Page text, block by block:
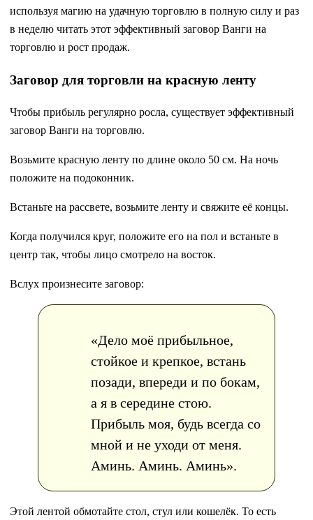
используя магию на удачную торговлю в полную силу и раз
в неделю читать этот эффективный заговор Ванги на
торговлю и рост продаж.
Заговор для торговли на красную ленту
Чтобы прибыль регулярно росла, существует эффективный
заговор Ванги на торговлю.
Возьмите красную ленту по длине около 50 см. На ночь
положите на подоконник.
Встаньте на рассвете, возьмите ленту и свяжите её концы.
Когда получился круг, положите его на пол и встаньте в
центр так, чтобы лицо смотрело на восток.
Вслух произнесите заговор:
«Дело моё прибыльное,
стойкое и крепкое, встань
позади, впереди и по бокам,
а я в середине стою.
Прибыль моя, будь всегда со
мной и не уходи от меня.
Аминь. Аминь. Аминь».
Этой лентой обмотайте стол, стул или кошелёк. То есть